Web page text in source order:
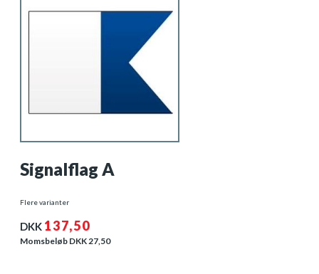
Signalflag A
Flere varianter
DKK 137,50
Momsbeløb DKK27,50